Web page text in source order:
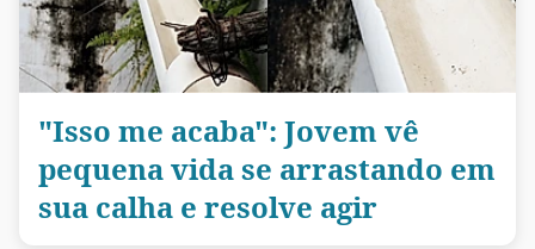
"Isso me acaba": Jovem vê
pequena vida se arrastando em
sua calha e resolve agir